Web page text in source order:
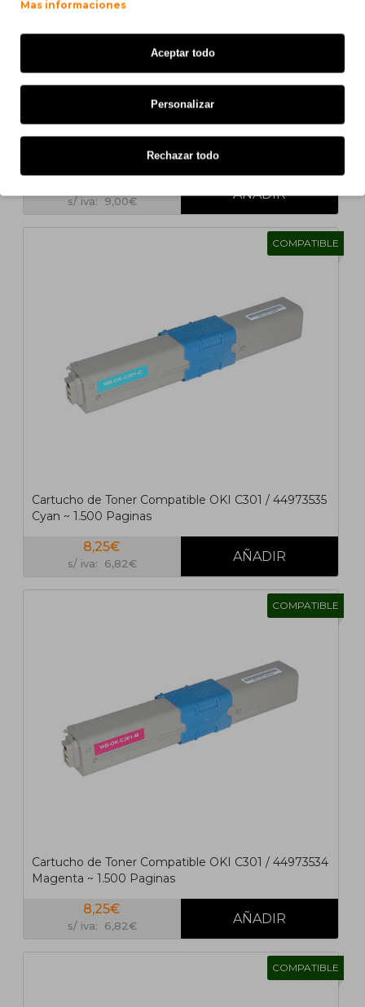
Cartucho de Toner Compatible OKI C301 / 44973536
Negro ~ 2.200 Paginas
s/ iva: 9,00€
COMPATIBLE
Cartucho de Toner Compatible OKI C301 / 44973535
Cyan ~ 1.500 Paginas
8,25€
s/ iva: 6,82€
COMPATIBLE
Cartucho de Toner Compatible OKI C301 / 44973534
Magenta ~ 1.500 Paginas
8,25€
s/ iva: 6,82€
COMPATIBLE
Mas informaciones
Aceptar todo
Personalizar
Rechazar todo